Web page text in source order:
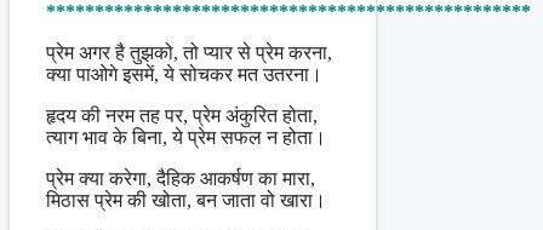
**************************************************
प्रेम अगर है तुझको, तो प्यार से प्रेम करना,
क्या पाओगे इसमें, ये सोचकर मत उतरना।
हृदय की नरम तह पर, प्रेम अंकुरित होता,
त्याग भाव के बिना, ये प्रेम सफल न होता।
प्रेम क्या करेगा, दैहिक आकर्षण का मारा,
मिठास प्रेम की खोता, बन जाता वो खारा।